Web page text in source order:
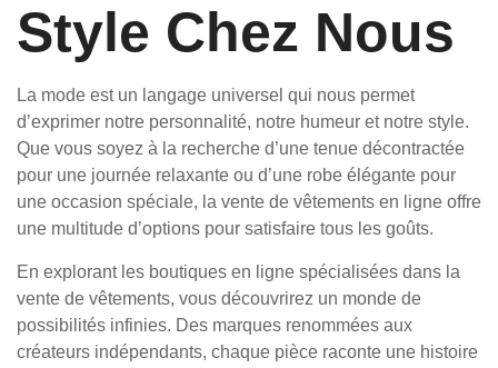
Style Chez Nous
La mode est un langage universel qui nous permet
d’exprimer notre personnalité, notre humeur et notre style.
Que vous soyez à la recherche d’une tenue décontractée
pour une journée relaxante ou d’une robe élégante pour
une occasion spéciale, la vente de vêtements en ligne offre
une multitude d’options pour satisfaire tous les goûts.
En explorant les boutiques en ligne spécialisées dans la
vente de vêtements, vous découvrirez un monde de
possibilités infinies. Des marques renommées aux
créateurs indépendants, chaque pièce raconte une histoire